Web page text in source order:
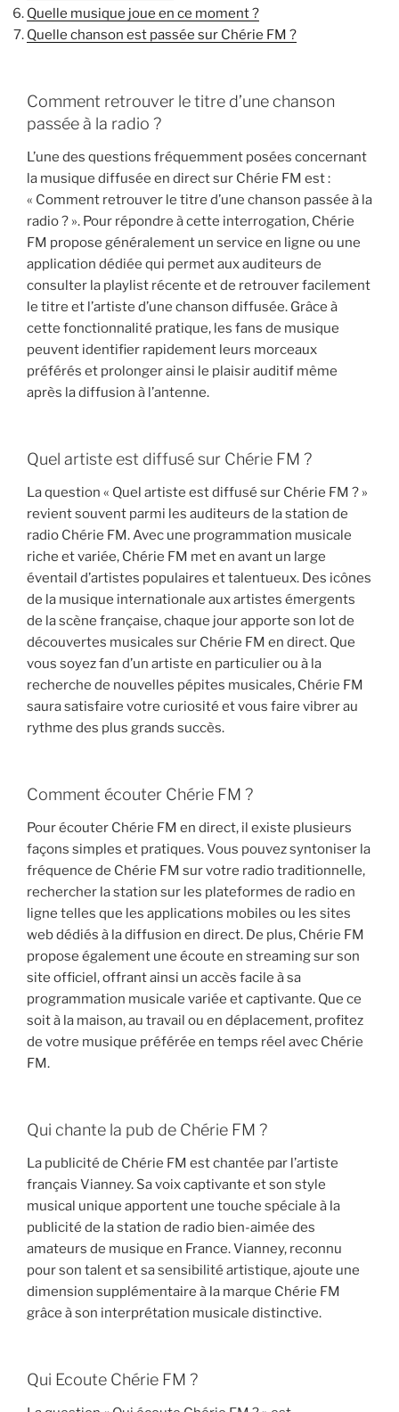
Quelle musique joue en ce moment ?
Quelle chanson est passée sur Chérie FM ?
Comment retrouver le titre d’une chanson
passée à la radio ?
L’une des questions fréquemment posées concernant
la musique diffusée en direct sur Chérie FM est :
« Comment retrouver le titre d’une chanson passée à la
radio ? ». Pour répondre à cette interrogation, Chérie
FM propose généralement un service en ligne ou une
application dédiée qui permet aux auditeurs de
consulter la playlist récente et de retrouver facilement
le titre et l’artiste d’une chanson diffusée. Grâce à
cette fonctionnalité pratique, les fans de musique
peuvent identifier rapidement leurs morceaux
préférés et prolonger ainsi le plaisir auditif même
après la diffusion à l’antenne.
Quel artiste est diffusé sur Chérie FM ?
La question « Quel artiste est diffusé sur Chérie FM ? »
revient souvent parmi les auditeurs de la station de
radio Chérie FM. Avec une programmation musicale
riche et variée, Chérie FM met en avant un large
éventail d’artistes populaires et talentueux. Des icônes
de la musique internationale aux artistes émergents
de la scène française, chaque jour apporte son lot de
découvertes musicales sur Chérie FM en direct. Que
vous soyez fan d’un artiste en particulier ou à la
recherche de nouvelles pépites musicales, Chérie FM
saura satisfaire votre curiosité et vous faire vibrer au
rythme des plus grands succès.
Comment écouter Chérie FM ?
Pour écouter Chérie FM en direct, il existe plusieurs
façons simples et pratiques. Vous pouvez syntoniser la
fréquence de Chérie FM sur votre radio traditionnelle,
rechercher la station sur les plateformes de radio en
ligne telles que les applications mobiles ou les sites
web dédiés à la diffusion en direct. De plus, Chérie FM
propose également une écoute en streaming sur son
site officiel, offrant ainsi un accès facile à sa
programmation musicale variée et captivante. Que ce
soit à la maison, au travail ou en déplacement, profitez
de votre musique préférée en temps réel avec Chérie
FM.
Qui chante la pub de Chérie FM ?
La publicité de Chérie FM est chantée par l’artiste
français Vianney. Sa voix captivante et son style
musical unique apportent une touche spéciale à la
publicité de la station de radio bien-aimée des
amateurs de musique en France. Vianney, reconnu
pour son talent et sa sensibilité artistique, ajoute une
dimension supplémentaire à la marque Chérie FM
grâce à son interprétation musicale distinctive.
Qui Ecoute Chérie FM ?